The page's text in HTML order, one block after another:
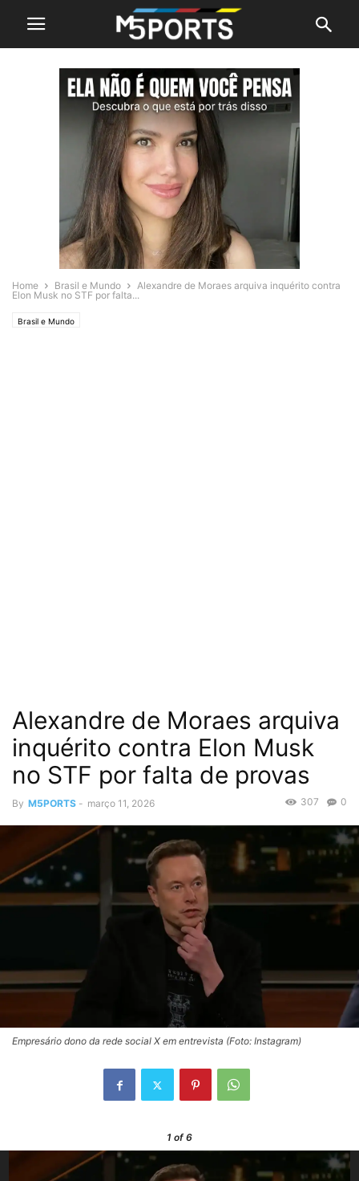
Home Brasil e Mundo
Alexandre de Moraes arquiva inquérito contra
Elon Musk no STF por falta...
Brasil e Mundo
Alexandre de Moraes arquiva
inquérito contra Elon Musk
no STF por falta de provas
By M5PORTS - março 11, 2026 0
307
Empresário dono da rede social X em entrevista (Foto: Instagram)
1 of 6